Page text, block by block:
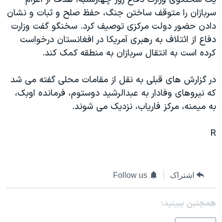
فرهنگ و زندگی
حقوق شهروندی
اقتصادی
اسرائیل در جنگ
گالری عکس
مستندها
انتخابات ریاست جمهوری آمریکا ۲۰۲۴
حمله جمهوری اسلامی به اسرائیل
ورزش زنان در ایران
اعتراضات زن، زندگی، آزادی
چهل سال گروگان‌گیری
قانون شفافیت دارائی کادر رهبری ایران
اعتراضات مردمی آبان ۹۸
دنبال کنید
زبانهای مختلف
سربازان را متوقف ساختن جنگ، حفظ صلح و ثبات و نشان
دادن حضور دولت مرکزی توصيف کرد. سخنگو گفت وزارت
دفاع از ائتلاف به رهبری آمريکا در افغانستان درخواست
کرده است به انتقال سربازان به منطقه کمک کند.
در گزارش های قبلی به نقل از مقامات محلی گفته می شد
که نيروهای وفادار به عبدالرشيد دوستوم، فرمانده اوبک،
به ميمنه، مرکز فارياب، نزديک می شوند.
R
اشتراک Follow us
همچنبن ببینید: